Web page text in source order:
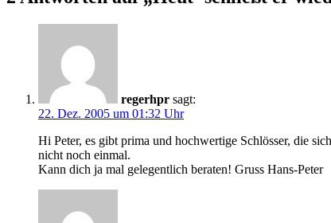
regerhpr sagt:
22. Dez. 2005 um 01:32 Uhr
Hi Peter, es gibt prima und hochwertige Schlösser, die
nicht noch einmal.
Kann dich ja mal gelegentlich beraten! Gruss Hans-Peter